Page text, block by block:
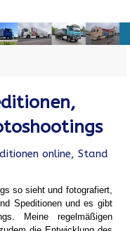
online, Stand
so sieht und fotografiert,
Speditionen und es gibt
Meine regelmäßigen